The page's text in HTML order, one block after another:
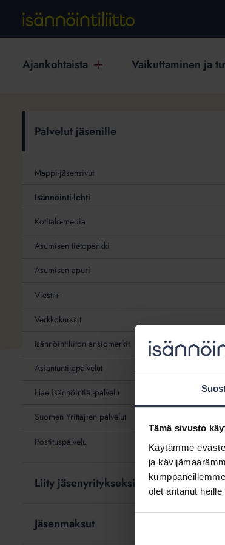
Tämä sivusto
Käytämme
ja
olet antanut
Ajankohtaista Vaikuttaminen ja
lehti
Palvelut jäsenille
Mappi-jäsensivut
Isännöinti-lehti
Kotitalo-media
Asumisen tietopankki
Asumisen apuri
Viesti+
Verkkokurssit
Isännöintiliiton ansiomerkit
Asiantuntijapalvelut
Hae isännöintiä -palvelu
Suomen Yrittäjien palvelut
Postituspalvelu
Liity jäsenyritykseksi
Jäsenmaksut